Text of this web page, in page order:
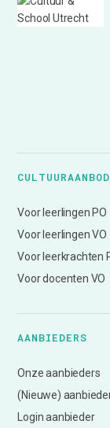
CULTUURAANBOD
Voor leerlingen PO
Voor leerlingen VO
Voor leerkrachten
Voor docenten VO
AANBIEDERS
Onze aanbieders
(Nieuwe)
Login aanbieder